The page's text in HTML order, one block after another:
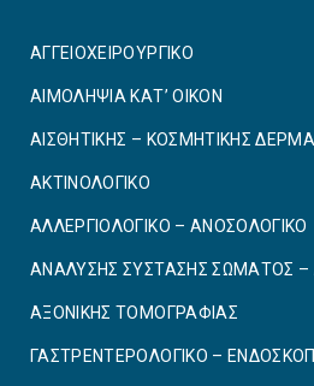
ΑΓΓΕΙΟΧΕΙΡΟΥΡΓΙΚO
ΑΙΜΟΛΗΨΙΑ ΚΑΤ’ ΟΙΚΟΝ
ΑΙΣΘΗΤΙΚΗΣ – ΚΟΣΜΗΤΙΚΗΣ
ΑΚΤΙΝΟΛΟΓΙΚΟ
ΑΛΛΕΡΓΙΟΛΟΓΙΚΟ – ΑΝΟΣΟΛΟΓΙΚΟ
ΑΝΑΛΥΣΗΣ ΣΥΣΤΑΣΗΣ ΣΩΜΑΤΟΣ –
ΑΞΟΝΙΚΗΣ ΤΟΜΟΓΡΑΦΙΑΣ
ΓΑΣΤΡΕΝΤΕΡΟΛΟΓΙΚΟ –